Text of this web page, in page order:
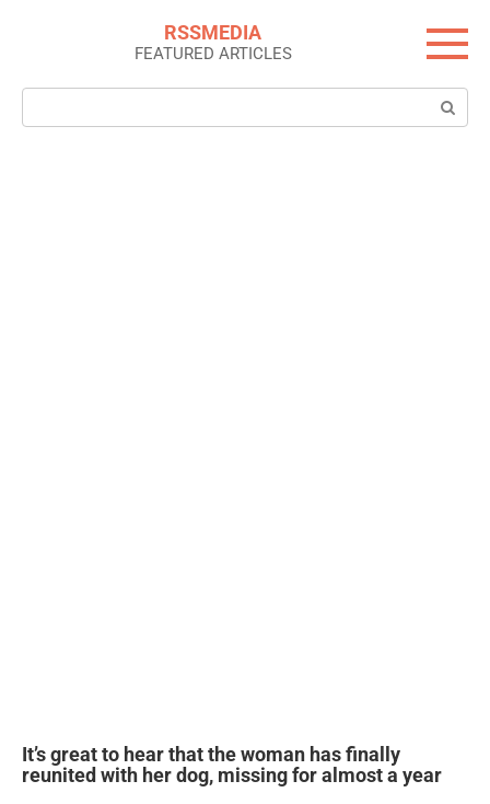
RSSMEDIA
FEATURED ARTICLES
Search:
It’s great to hear that the woman has finally
reunited with her dog, missing for almost a year